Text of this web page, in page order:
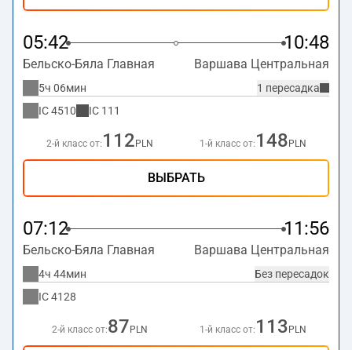
05:42 10:48
Бельско-Бяла Главная Варшава Центральная
1 пересадка
5ч 06мин
IC4510 IC 111
2-й класс от: 112 PLN 1-й класс от: 148 PLN
ВЫБРАТЬ
07:12 11:56
Бельско-Бяла Главная Варшава Центральная
Без пересадок
4ч 44мин
IC4128
2-й класс от:87 PLN 1-й класс от: 113 PLN